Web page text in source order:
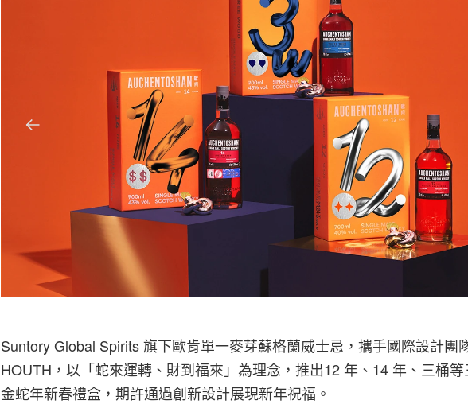
Suntory Global Spirits 旗下歐肯單一麥芽蘇格蘭威士忌，攜手國際設計團
HOUTH，以「蛇來運轉、財到福來」為理念，推出12 年、14 年、三桶
金蛇年新春禮盒，期許通過創新設計展現新年祝福。